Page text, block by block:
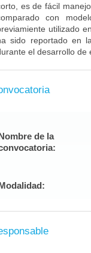
es de fácil
con
utilizado
sido reportado en
el desarrollo de
de la